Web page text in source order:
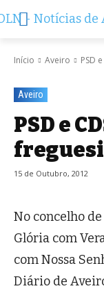
Início Aveiro PSD
Aveiro
PSD e
15 de Outubro, 2012
No concelho
Glória com
com Nossa
Diário de